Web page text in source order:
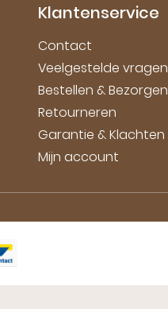
Klantenservice
Contact
Veelgestelde vragen
Bestellen & Bezorgen
Retourneren
Garantie & Klachten
Mijn account